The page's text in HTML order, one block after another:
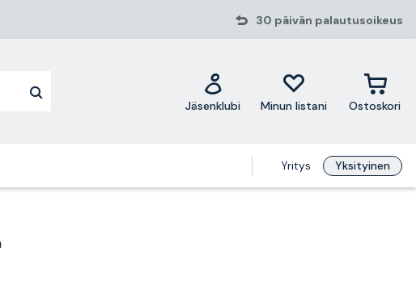
30 päivän palautusoikeus
Jäsenklubi Minun listani Ostoskori
Yritys Yksityinen